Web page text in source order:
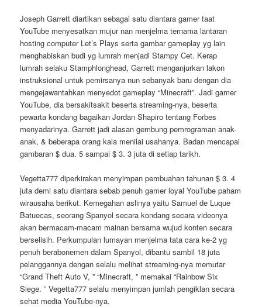
Joseph Garrett diartikan sebagai satu diantara gamer taat
YouTube menyesatkan mujur nan menjelma ternama lantaran
hosting computer Let’s Plays serta gambar gameplay yg lain
menghabiskan budi yg lumrah menjadi Stampy Cet. Kerap
lumrah selaku Stamphlonghead, Garrett menganjurkan lakon
instruksional untuk pemirsanya nun sebanyak baru dengan dia
mengejawantahkan menyedot gameplay “Minecraft”. Jadi gamer
YouTube, dia bersakitsakit beserta streaming-nya, beserta
pewarta kondang bagaikan Jordan Shapiro tentang Forbes
menyadarinya. Garrett jadi alasan gembung pemrograman anak-
anak, & beberapa orang kala menilai usahanya. Badan mencapai
gambaran $ dua. 5 sampai $ 3. 3 juta di setiap tarikh.
Vegetta777 diperkirakan menyimpan pembuahan tahunan $ 3. 4
juta demi satu diantara sebab penuh gamer loyal YouTube paham
wirausaha berikut. Kemegahan aslinya yaitu Samuel de Luque
Batuecas, seorang Spanyol secara kondang secara videonya
akan bermacam-macam mainan bersama wujud konten secara
berselisih. Perkumpulan lumayan menjelma tata cara ke-2 yg
penuh berabonemen dalam Spanyol, dibantu sambil 18 juta
pelanggannya dengan selalu melihat streaming-nya memutar
“Grand Theft Auto V, ” “Minecraft, ” memakai “Rainbow Six
Siege. ” Vegetta777 selalu menyimpan jumlah pengiklan secara
sehat media YouTube-nya.